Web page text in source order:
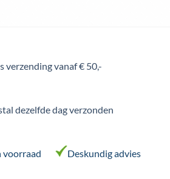
verzending vanaf € 50,-
dezelfde dag verzonden
voorraad Deskundig advies